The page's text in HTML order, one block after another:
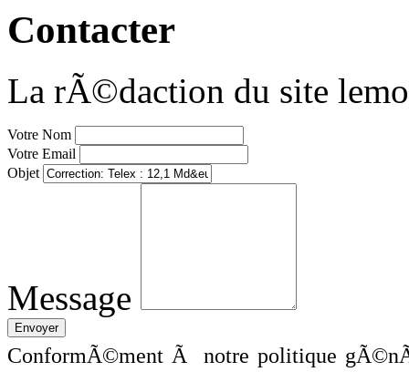
Contacter
La rÃ©daction du site
Votre Nom
Votre Email
Objet
Message
ConformÃ©ment Ã notre politique